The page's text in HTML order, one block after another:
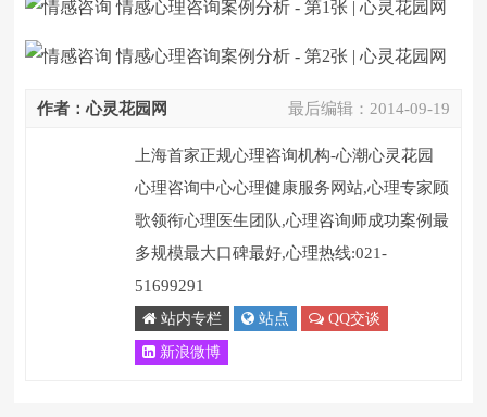
最后编辑： 2014-09-19
作者：心灵花园网
上海首家正规心理咨询机构-心潮心灵花园
心理咨询中心心理健康服务网站,心理专家顾
歌领衔心理医生团队,心理咨询师成功案例最
多规模最大口碑最好,心理热线:021-
51699291
站内专栏 站点 QQ交谈
新浪微博